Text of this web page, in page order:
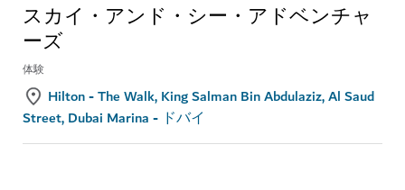
スカイ・アンド・シー・アドベンチャ
ーズ
体験
Hilton - The Walk, King Salman Bin Abdulaziz, Al Saud
Street, Dubai Marina - ドバイ